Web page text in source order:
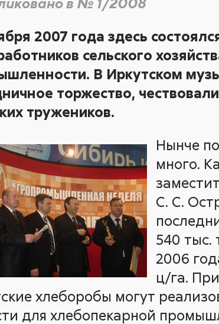
2007 года здесь
сельского
В Иркутском
торжество,
тружеников.
Нынче
много.
С. С.
540 тыс.
2006
ц/га.
хлеборобы могут
для хлебопекарной